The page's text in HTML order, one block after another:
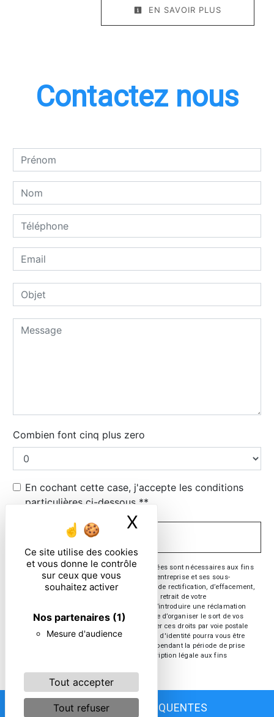
Ce site utilise des cookies
et vous donne le contrôle
sur ceux que vous
souhaitez activer
Nos partenaires (1)
Mesure d'audience
Tout accepter
Tout refuser
X Masquer le
EN SAVOIR PLUS
Contactez nous
Combien font cinq plus zero
En cochant cette case, j'accepte les conditions
particulières ci-dessous **
** Les données personnelles communiquées sont nécessaires aux fins
de vous contacter. Elles sont destinées à l'entreprise et ses sous-
traitants. Vous disposez de droits d’accès, de rectification, d’effacement,
de portabilité, de limitation, d’opposition, de retrait de votre
consentement à tout moment et du droit d’introduire une réclamation
auprès d’une autorité de contrôle, ainsi que d’organiser le sort de vos
données post-mortem. Vous pouvez exercer ces droits par voie postale
ou par courrier électronique. Un justificatif d'identité pourra vous être
demandé. Nous conservons vos données pendant la période de prise
de contact puis pendant la durée de prescription légale aux fins
RECHERCHES FRÉQUENTES